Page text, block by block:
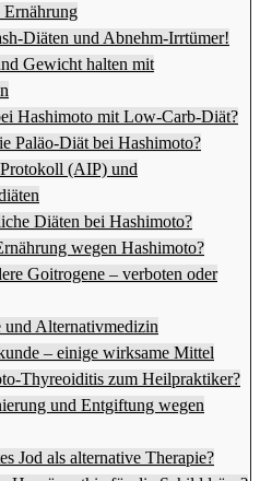
Diäten und Abnehm-Irrtümer!
Gewicht halten mit
Hashimoto mit Low-Carb-Diät?
Paläo-Diät bei Hashimoto?
(AIP) und
Diäten bei Hashimoto?
wegen Hashimoto?
Goitrogene – verboten oder
Alternativmedizin
– einige wirksame Mittel
Thyreoiditis zum Heilpraktiker?
und Entgiftung wegen
Jod als alternative Therapie?